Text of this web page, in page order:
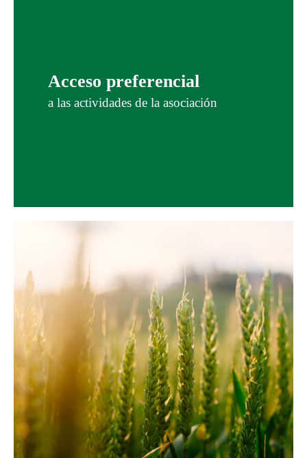
Acceso preferencial
a las actividades de la asociación